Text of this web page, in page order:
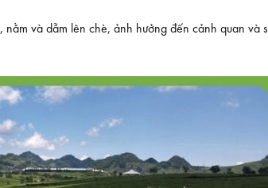
và dẫm lên chè, ảnh hưởng đến cảnh quan và